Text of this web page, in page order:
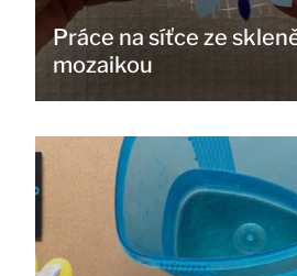
Práce na síťce ze
mozaikou